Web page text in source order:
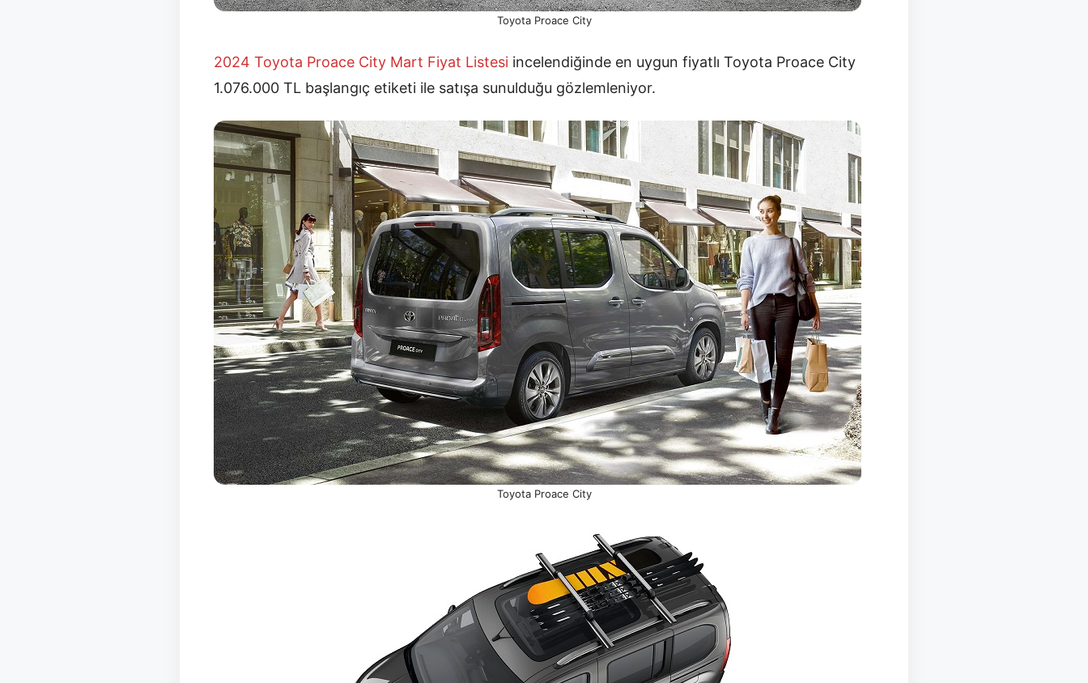
Toyota Proace City
2024 Toyota Proace City Mart Fiyat Listesi incelendiğinde en uygun fiyatlı Toyota Proace City
1.076.000 TL başlangıç etiketi ile satışa sunulduğu gözlemleniyor.
Toyota Proace City